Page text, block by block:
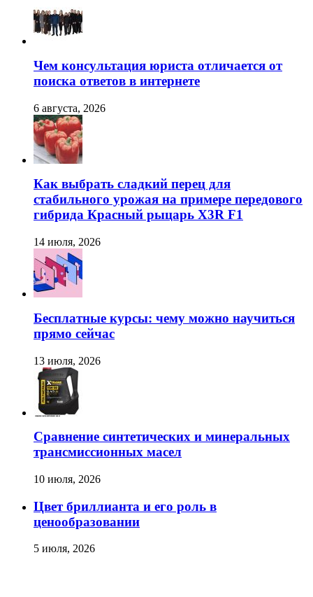
Чем консультация юриста отличается от
поиска ответов в интернете
6 августа, 2026
Как выбрать сладкий перец для
стабильного урожая на примере передового
гибрида Красный рыцарь X3R F1
14 июля, 2026
Бесплатные курсы: чему можно научиться
прямо сейчас
13 июля, 2026
Сравнение синтетических и минеральных
трансмиссионных масел
10 июля, 2026
Цвет бриллианта и его роль в
ценообразовании
5 июля, 2026